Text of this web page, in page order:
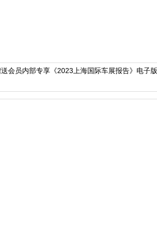
会员内部专享《2023上海国际车展报告》电子版